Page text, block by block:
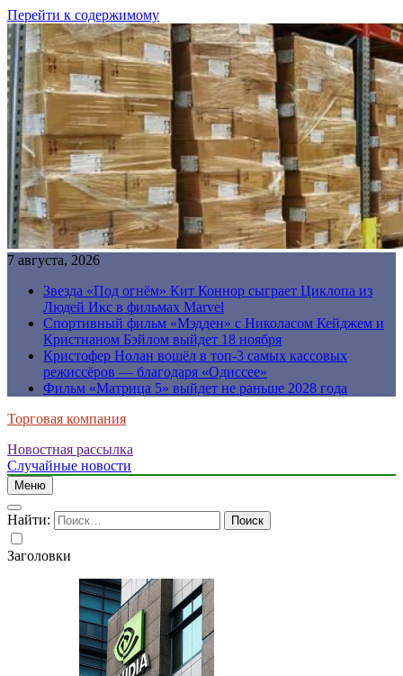
Перейти к содержимому
7 августа, 2026
Звезда «Под огнём» Кит Коннор сыграет Циклопа из
Людей Икс в фильмах Marvel
Спортивный фильм «Мэдден» с Николасом Кейджем и
Кристианом Бэйлом выйдет 18 ноября
Кристофер Нолан вошёл в топ-3 самых кассовых
режиссёров — благодаря «Одиссее»
Фильм «Матрица 5» выйдет не раньше 2028 года
Торговая компания
Новостная рассылка
Случайные новости
Меню
Найти:
Заголовки